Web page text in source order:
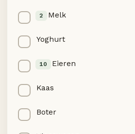
2 Melk
Yoghurt
10 Eieren
Kaas
Boter